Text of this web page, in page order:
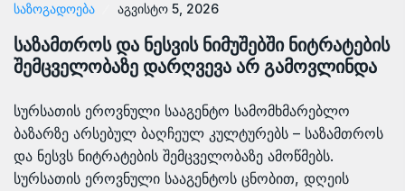
ᲡᲐᲖᲝᲒᲐᲓᲝᲔᲑᲐ აგვისტო 5, 2026
საზამთროს და ნესვის ნიმუშებში ნიტრატების
შემცველობაზე დარღვევა არ გამოვლინდა
სურსათის ეროვნული სააგენტო სამომხმარებლო
ბაზარზე არსებულ ბაღჩეულ კულტურებს – საზამთროს
და ნესვს ნიტრატების შემცველობაზე ამოწმებს.
სურსათის ეროვნული სააგენტოს ცნობით, დღეის